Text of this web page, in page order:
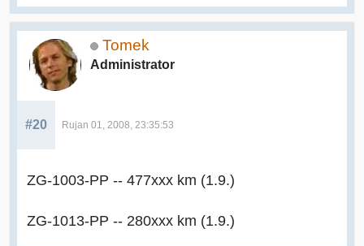
Tomek
Administrator
#20 Rujan 01, 2008, 23:35:53
ZG-1003-PP -- 477xxx km (1.9.)
ZG-1013-PP -- 280xxx km (1.9.)